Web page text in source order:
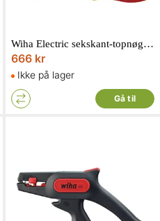
Wiha Electric sekskant-topnøgle skruetrækkersæt 1000V med SoftFinish 5 dele
666 kr
Ikke på lager
Gå til